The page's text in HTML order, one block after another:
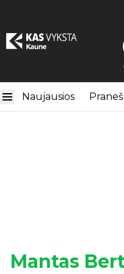
Naujausios
Mantas